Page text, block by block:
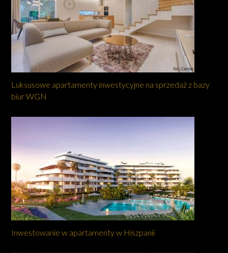
Luksusowe apartamenty inwestycyjne na sprzedaż z bazy
biur WGN
Inwestowanie w apartamenty w Hiszpanii